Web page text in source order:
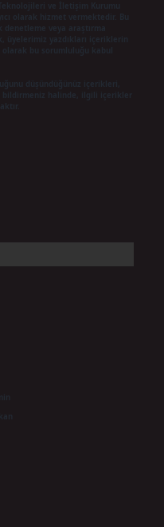
ve İletişim Kurumu
olarak hizmet vermektedir. Bu
veya araştırma
üyelerimiz yazdıkları içeriklerin
düşündüğünüz içerikleri,